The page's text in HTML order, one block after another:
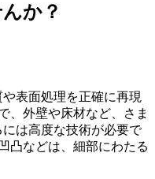
か？
表面処理を正確に再現
、外壁や床材など、さま
は高度な技術が必要で
凸などは、細部にわたる